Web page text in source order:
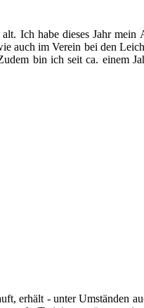
Ich habe dieses Jahr
auch im Verein bei den
bin ich seit ca. einem
erhält - unter Umständen